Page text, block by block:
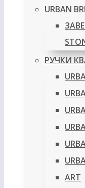
URBAN
РУЧКИ
ART